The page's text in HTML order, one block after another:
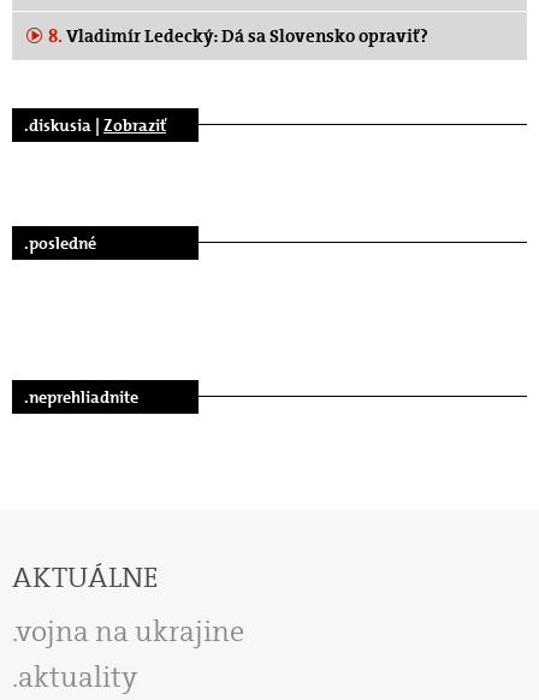
8. Vladimír Ledecký: Dá sa Slovensko opraviť?
.diskusia | Zobraziť
.posledné
.neprehliadnite
AKTUÁLNE
vojna na ukrajine
aktuality